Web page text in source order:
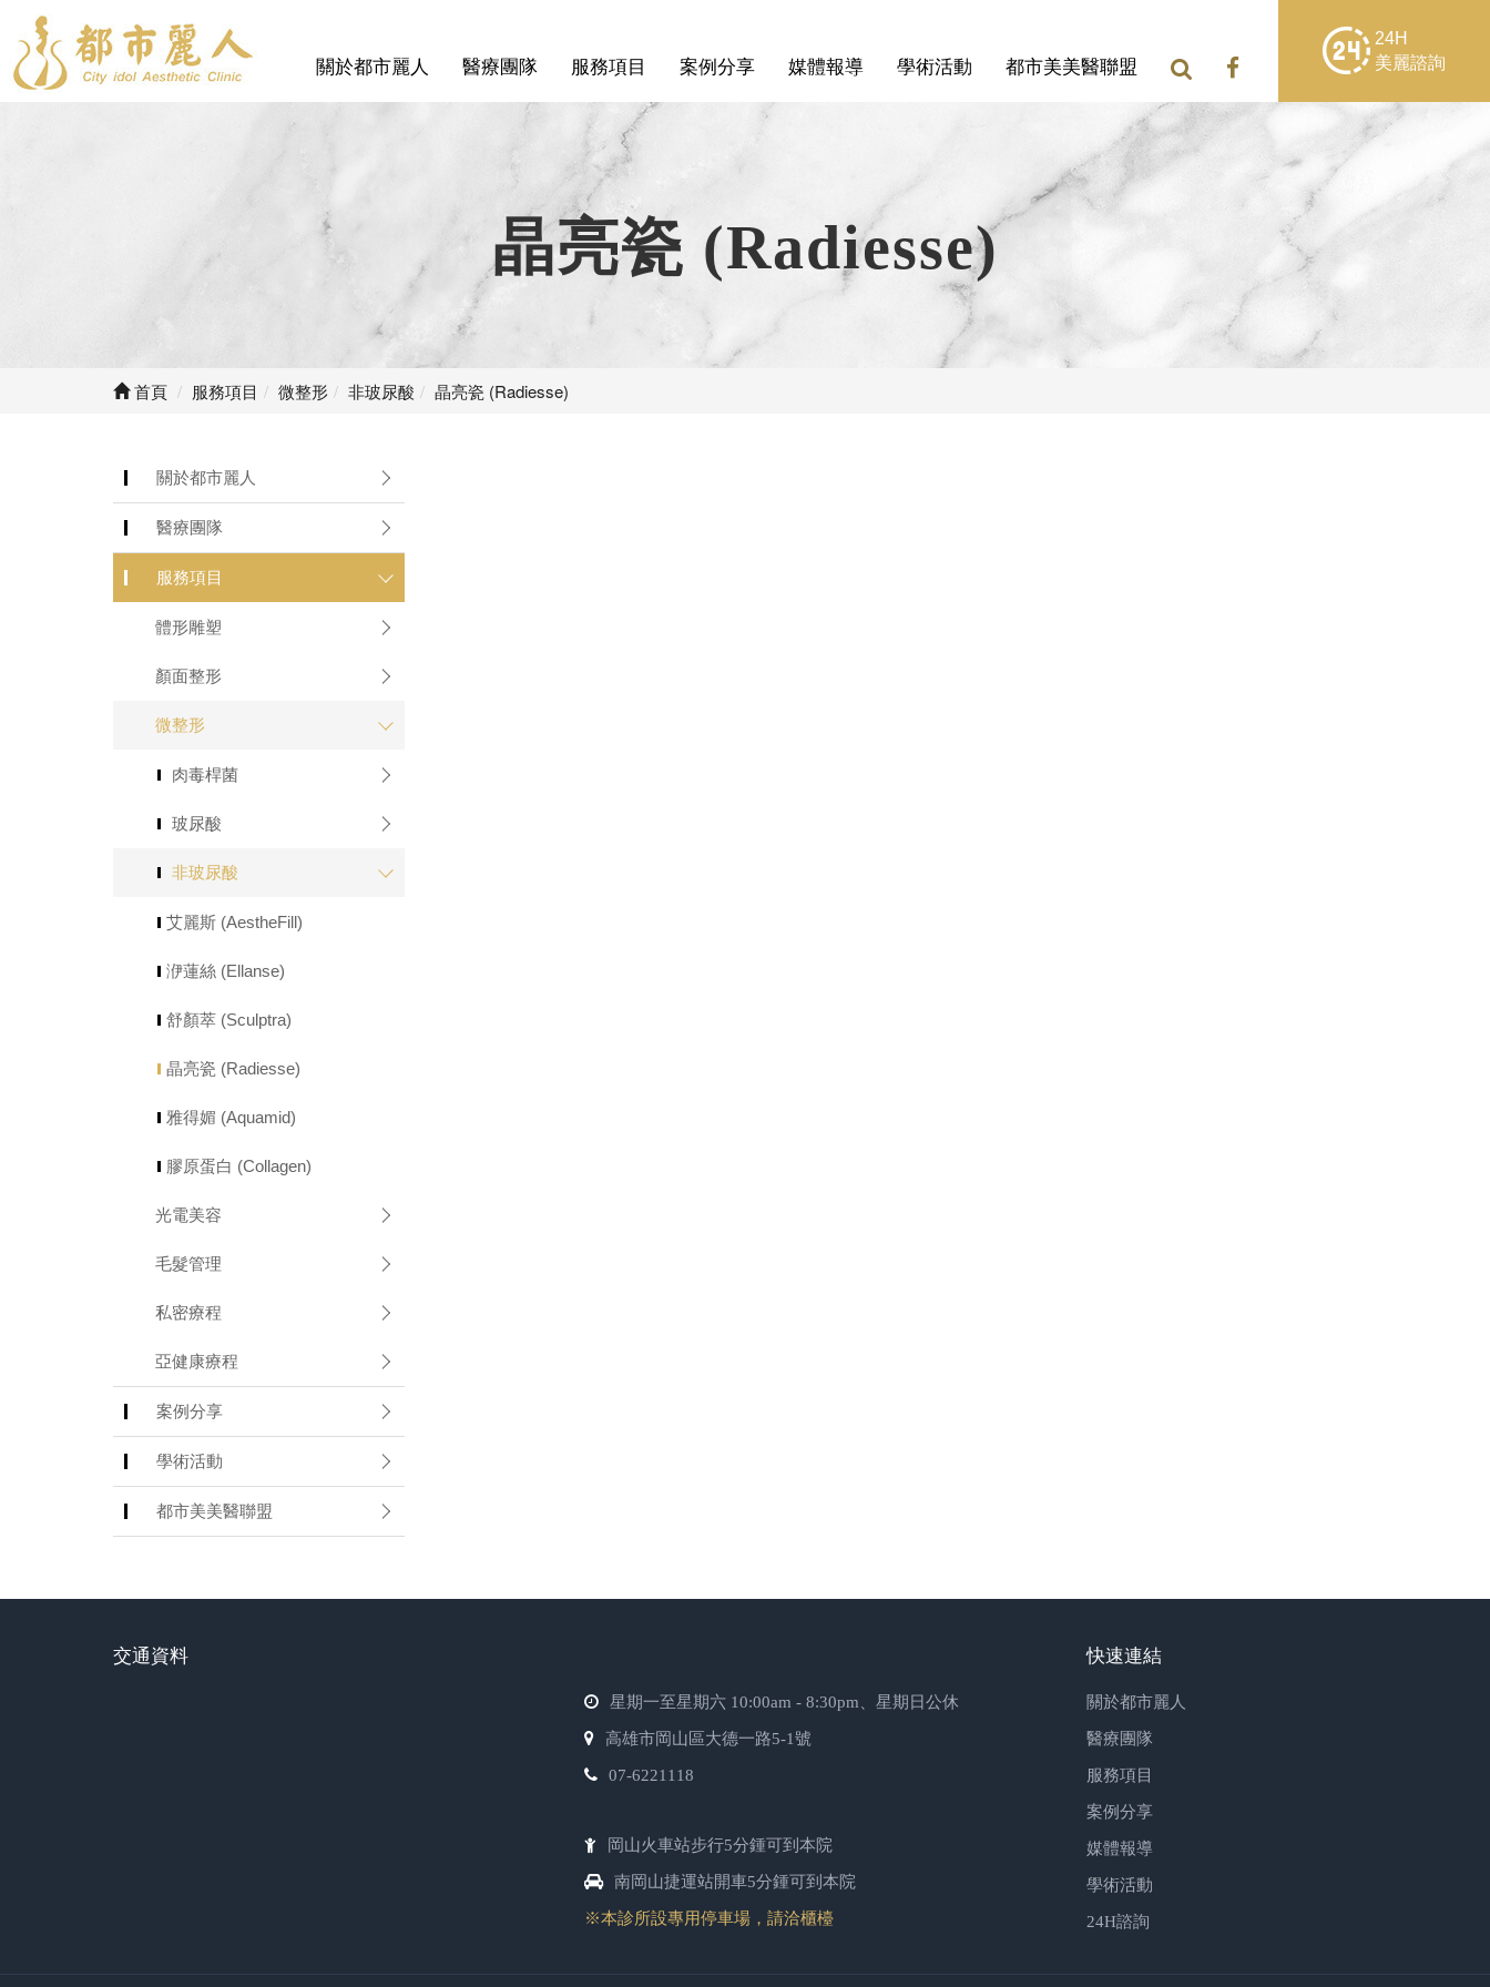
24H
美麗諮詢
關於都市麗人 醫療團隊 服務項目 案例分享 媒體報導 學術活動 都市美美醫聯盟
晶亮瓷 (Radiesse)
首頁 服務項目 微整形 非玻尿酸 晶亮瓷 (Radiesse)
關於都市麗人
醫療團隊
服務項目
體形雕塑
顏面整形
微整形
肉毒桿菌
玻尿酸
非玻尿酸
艾麗斯 (AestheFill)
洢蓮絲 (Ellanse)
舒顏萃 (Sculptra)
晶亮瓷 (Radiesse)
雅得媚 (Aquamid)
膠原蛋白 (Collagen)
光電美容
毛髮管理
私密療程
亞健康療程
案例分享
學術活動
都市美美醫聯盟
交通資料
星期一至星期六 10:00am - 8:30pm、星期日公休
高雄市岡山區大德一路5-1號
07-6221118
岡山火車站步行5分鍾可到本院
南岡山捷運站開車5分鍾可到本院
※本診所設專用停車場，請洽櫃檯
快速連結
關於都市麗人
醫療團隊
服務項目
案例分享
媒體報導
學術活動
24H諮詢